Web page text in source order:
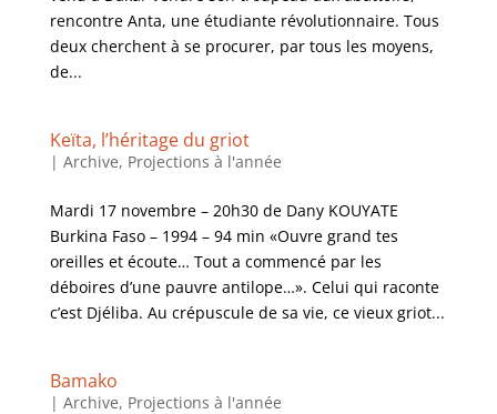
rencontre Anta, une étudiante révolutionnaire. Tous
deux cherchent à se procurer, par tous les moyens,
de...
Keïta, l’héritage du griot
| Archive, Projections à l'année
Mardi 17 novembre – 20h30 de Dany KOUYATE
Burkina Faso – 1994 – 94 min «Ouvre grand tes
oreilles et écoute… Tout a commencé par les
déboires d’une pauvre antilope…». Celui qui raconte
c’est Djéliba. Au crépuscule de sa vie, ce vieux griot...
Bamako
| Archive, Projections à l'année